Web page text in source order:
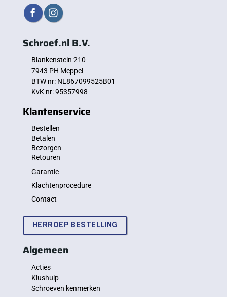
Schroef.nl B.V.
Blankenstein 210
7943 PH Meppel
BTW nr: NL867099525B01
KvK nr: 95357998
Klantenservice
Bestellen
Betalen
Bezorgen
Retouren
Garantie
Klachtenprocedure
Contact
HERROEP BESTELLING
Algemeen
Acties
Klushulp
Schroeven kenmerken